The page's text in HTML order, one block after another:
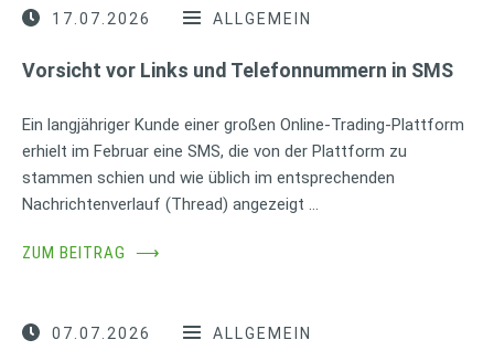
17.07.2026 ALLGEMEIN
Vorsicht vor Links und Telefonnummern in SMS
Ein langjähriger Kunde einer großen Online-Trading-Plattform
erhielt im Februar eine SMS, die von der Plattform zu
stammen schien und wie üblich im entsprechenden
Nachrichtenverlauf (Thread) angezeigt …
ZUM BEITRAG ⟶
07.07.2026 ALLGEMEIN